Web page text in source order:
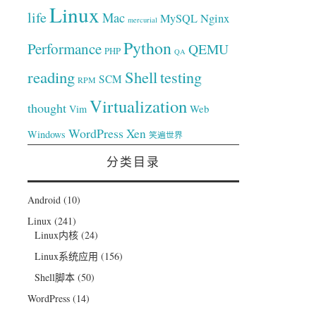
lifeLinux Mac mercurial MySQL Nginx
Performance PHP Python QA QEMU
reading RPM SCM Shelltesting
thought Vim Virtualization Web
Windows WordPress Xen 笑遍世界
分类目录
Android(10)
Linux(241)
Linux内核(24)
Linux系统应用 (156)
Shell脚本(50)
WordPress(14)